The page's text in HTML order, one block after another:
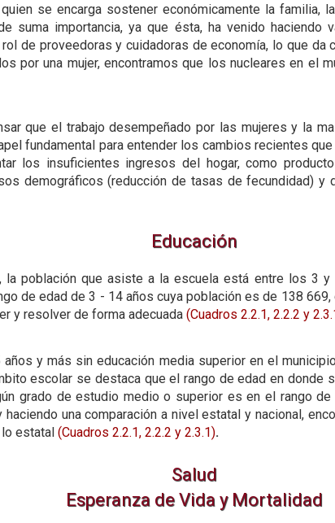
se encarga sostener económicamente la familia,
suma importancia, ya que ésta, ha venido haciendo
de proveedoras y cuidadoras de economía, lo que da
por una mujer, encontramos que los nucleares en el
que el trabajo desempeñado por las mujeres y la
fundamental para entender los cambios recientes
los insuficientes ingresos del hogar, como
demográficos (reducción de tasas de fecundidad) y
Educación
la población que asiste a la escuela está entre los 3
de edad de 3 - 14 años cuya población es de 138
y resolver de forma adecuada (Cuadros 2.2.1, 2.2.2 y
y más sin educación media superior en el
escolar se destaca que el rango de edad en donde
grado de estudio medio o superior es en el rango
una comparación a nivel estatal y nacional,
estatal (Cuadros 2.2.1, 2.2.2 y 2.3.1).
Salud
Esperanza de Vida y Mortalidad